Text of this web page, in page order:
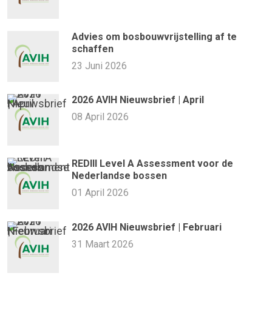
Advies om bosbouwvrijstelling af te
schaffen
23 Juni 2026
2026 AVIH Nieuwsbrief | April
08 April 2026
REDIII Level A Assessment voor de
Nederlandse bossen
01 April 2026
2026 AVIH Nieuwsbrief | Februari
31 Maart 2026